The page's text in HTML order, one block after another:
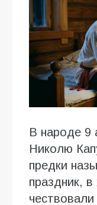
В народе 9
Николю
предки
праздник,